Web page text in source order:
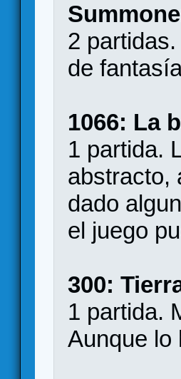
2
de
1066: La
1 partida.
abstracto,
dado
el juego
300:
1 partida.
Aunque lo